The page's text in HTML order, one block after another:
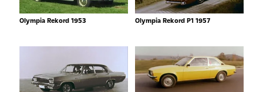
Olympia Rekord 1953 Olympia Rekord P1 1957